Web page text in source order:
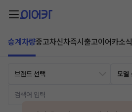
승계차량중고차신차즉시출고이어카소식